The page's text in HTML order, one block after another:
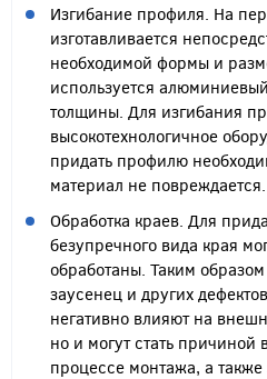
Изгибание профиля. На
изготавливается
необходимой формы и
используется
толщины. Для изгибания
высокотехнологичное
придать профилю
материал не повреждается.
Обработка краев. Для
безупречного вида края
обработаны. Таким
заусенец и других
негативно влияют на
но и могут стать
процессе монтажа, а также